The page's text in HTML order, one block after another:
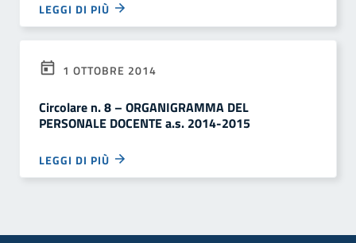
LEGGI DI PIÙ
1 OTTOBRE 2014
Circolare n. 8 – ORGANIGRAMMA DEL
PERSONALE DOCENTE a.s. 2014-2015
LEGGI DI PIÙ